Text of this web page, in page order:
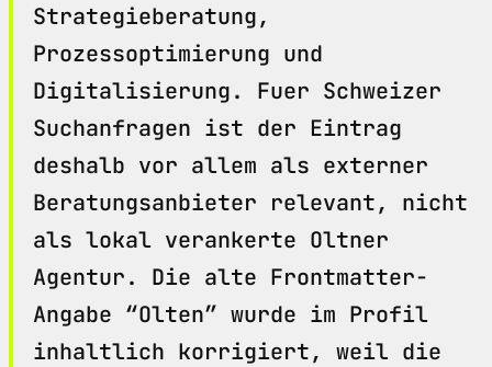
Strategieberatung,
Prozessoptimierung und
Digitalisierung. Fuer Schweizer
Suchanfragen ist der Eintrag
deshalb vor allem als externer
Beratungsanbieter relevant, nicht
als lokal verankerte Oltner
Agentur. Die alte Frontmatter-
Angabe “Olten” wurde im Profil
inhaltlich korrigiert, weil die